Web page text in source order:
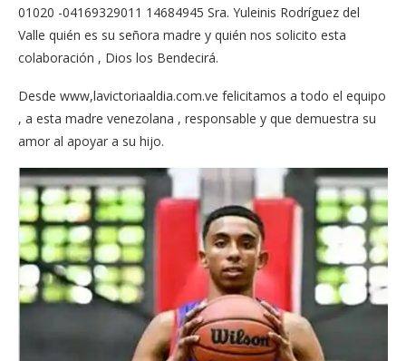
01020 -04169329011 14684945 Sra. Yuleinis Rodríguez del
Valle quién es su señora madre y quién nos solicito esta
colaboración , Dios los Bendecirá.
Desde www,lavictoriaaldia.com.ve felicitamos a todo el equipo
, a esta madre venezolana , responsable y que demuestra su
amor al apoyar a su hijo.